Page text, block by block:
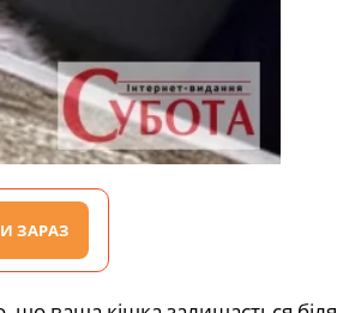
ЗАРАЗ